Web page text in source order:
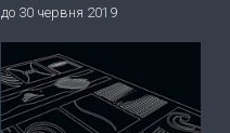
до 30 червня 2019